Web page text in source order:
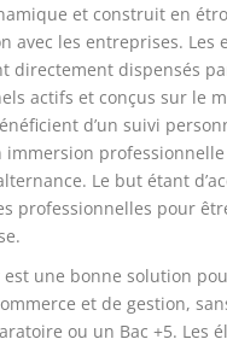
et construit en
avec les entreprises. Les
directement dispensés
actifs et conçus sur le
d’un suivi
immersion
Le but étant
professionnelles pour
est une bonne solution
et de gestion,
ou un Bac +5. Les